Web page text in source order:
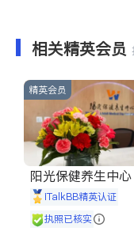
相关精英会员
精英会员
阳光保健养生中
shine
iTalkBB精英认证
执照已核实